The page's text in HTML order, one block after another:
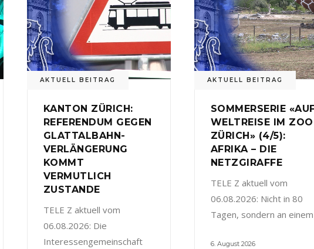
AKTUELL BEITRAG
KANTON ZÜRICH:
REFERENDUM GEGEN
GLATTALBAHN-
VERLÄNGERUNG
KOMMT
VERMUTLICH
ZUSTANDE
TELE Z aktuell vom
06.08.2026: Die
Interessengemeinschaft
AKTUELL BEITRAG
SOMMERSERIE
WELTREISE IM ZOO
ZÜRICH» (4/5):
AFRIKA – DIE
NETZGIRAFFE
TELE Z aktuell vom
06.08.2026: Nicht in 80
Tagen, sondern an einem
6. August 2026